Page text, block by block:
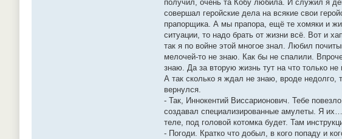
получил, очень та Кобу любила. И служил я
совершал геройские дела на всякие свои
прапорщика. А мы прапора, ещё те хомяки и
ситуации, то надо брать от жизни всё. Вот и
так я по войне этой многое знал. Любил
мелочей-то не знаю. Как бы не спалили.
знаю. Да за вторую жизнь тут на что только не
А так сколько я ждал не знаю, вроде недолго,
вернулся.
- Так, Иннокентий Виссарионович. Тебе
создавал специализированные амулеты. Я
теле, под головой котомка будет. Там
- Погоди. Кратко что добыл, в кого попаду и